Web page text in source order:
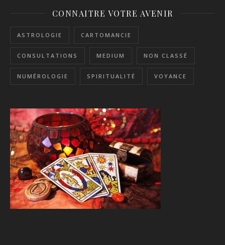
CONNAITRE VOTRE AVENIR
ASTROLOGIE CARTOMANCIE
CONSULTATIONS MEDIUM NON CLASSÉ
NUMÉROLOGIE SPIRITUALITÉ VOYANCE